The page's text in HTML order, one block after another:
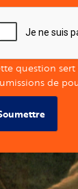
question
de